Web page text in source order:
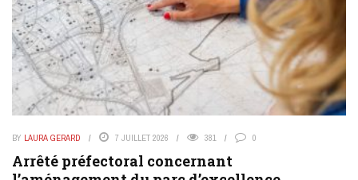
BY LAURA GERARD 7 JUILLET 2026 381 0
Arrêté préfectoral concernant